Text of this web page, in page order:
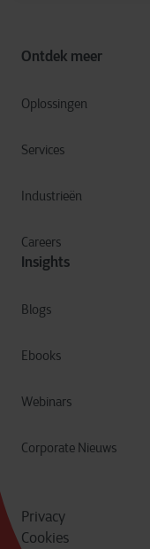
Ontdek meer
Oplossingen
Services
Industrieën
Careers
Insights
Blogs
Ebooks
Webinars
Corporate Nieuws
Privacy
Cookies